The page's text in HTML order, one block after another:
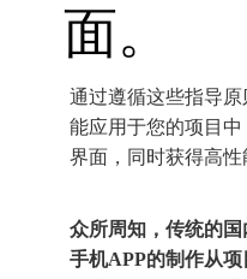
面。
通过遵循这些指导
能应用于您的项目
界面，同时获得高性
众所周知，传统的国
手机APP的制作从